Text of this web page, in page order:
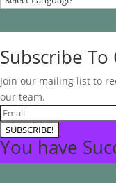
Subscribe
Join our mailing list to
our team.
SUBSCRIBE!
You have